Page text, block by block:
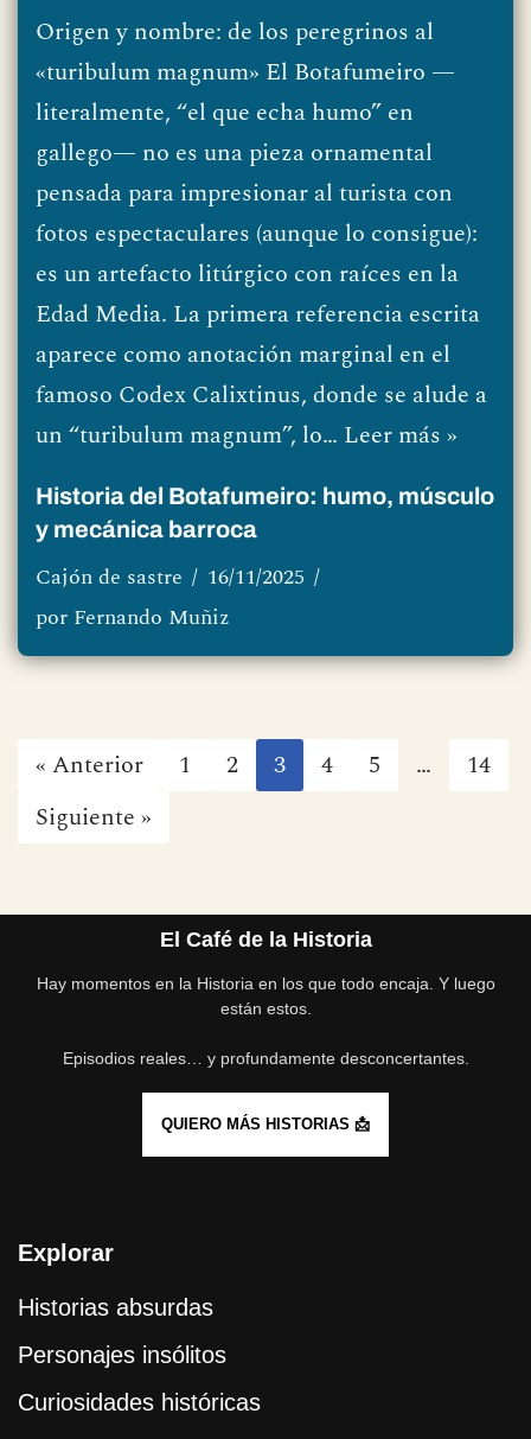
Origen y nombre: de los peregrinos al
«turibulum magnum» El Botafumeiro —
literalmente, “el que echa humo” en
gallego— no es una pieza ornamental
pensada para impresionar al turista con
fotos espectaculares (aunque lo consigue):
es un artefacto litúrgico con raíces en la
Edad Media. La primera referencia escrita
aparece como anotación marginal en el
famoso Codex Calixtinus, donde se alude a
un “turibulum magnum”, lo… Leer más »
Historia del Botafumeiro: humo, músculo
y mecánica barroca
Cajón de sastre
16/11/2025
por Fernando Muñiz
« Anterior 1 2 3 4 5 …
14
Siguiente »
El Café de la Historia
Hay momentos en la Historia en los que todo encaja. Y luego
están estos.
Episodios reales… y profundamente desconcertantes.
QUIERO MÁS HISTORIAS 📩
Explorar
Historias absurdas
Personajes insólitos
Curiosidades históricas